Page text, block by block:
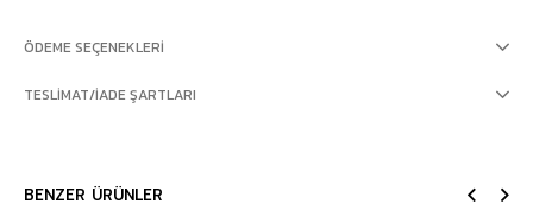
ÖDEME SEÇENEKLERI
TESLIMAT/İADE ŞARTLARI
BENZER ÜRÜNLER